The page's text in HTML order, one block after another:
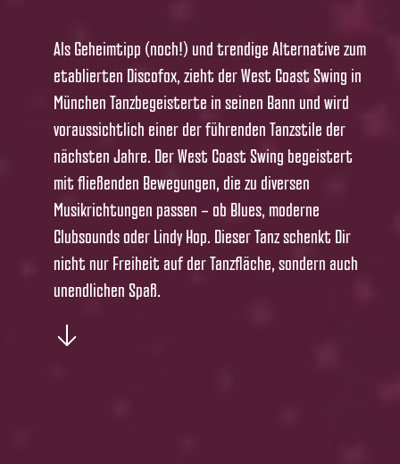
Als Geheimtipp (noch!) und trendige Alternative zum
etablierten Discofox, zieht der West Coast Swing in
München Tanzbegeisterte in seinen Bann und wird
voraussichtlich einer der führenden Tanzstile der
nächsten Jahre. Der West Coast Swing begeistert
mit fließenden Bewegungen, die zu diversen
Musikrichtungen passen – ob Blues, moderne
Clubsounds oder Lindy Hop. Dieser Tanz schenkt Dir
nicht nur Freiheit auf der Tanzfläche, sondern auch
unendlichen Spaß.